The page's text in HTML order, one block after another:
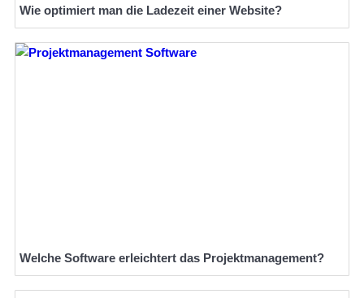
Wie optimiert man die Ladezeit einer Website?
Welche Software erleichtert das Projektmanagement?